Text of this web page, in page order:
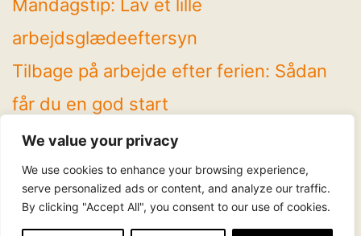
We value your privacy
We use cookies to enhance your browsing experience,
serve personalized ads or content, and analyze our traffic.
By clicking "Accept All", you consent to our use of cookies.
Mandagstip: Lav et lille
arbejdsglædeeftersyn
Tilbage på arbejde efter ferien: Sådan
får du en god start
4 spændende temaer på Arbejdsglæde
Live! 2026
Følg os